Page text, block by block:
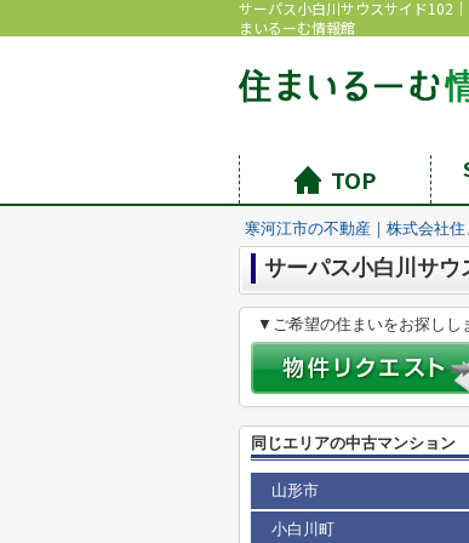
サーパス小白川サウスサイド102
まいるーむ情報館
TOP
寒河江市の不動産｜株式会社
サーパス小白川サウ
▼ご希望の住まいをお探しし
同じエリアの中古マンション
山形市
小白川町